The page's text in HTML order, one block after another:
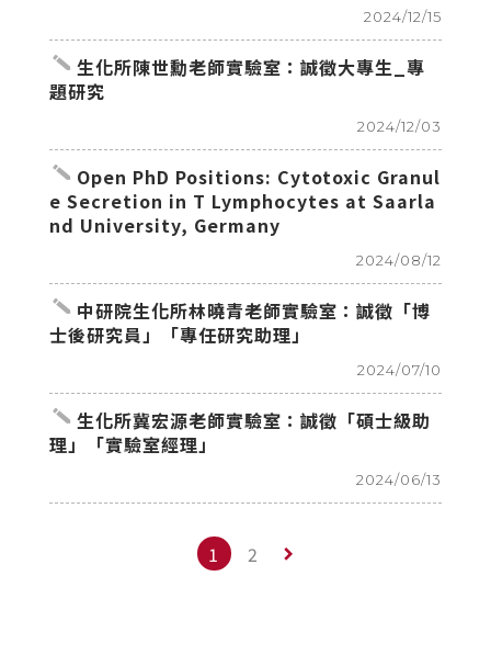
2024/12/15
create 生化所陳世勳老師實驗室：誠徵大專生_專
題研究
2024/12/03
create Open PhD Positions: Cytotoxic Granul
e Secretion in T Lymphocytes at Saarla
nd University, Germany
2024/08/12
create 中研院生化所林曉青老師實驗室：誠徵「博
士後研究員」「專任研究助理」
2024/07/10
create 生化所冀宏源老師實驗室：誠徵「碩士級助
理」「實驗室經理」
2024/06/13
1 2 keyboard_arrow_right